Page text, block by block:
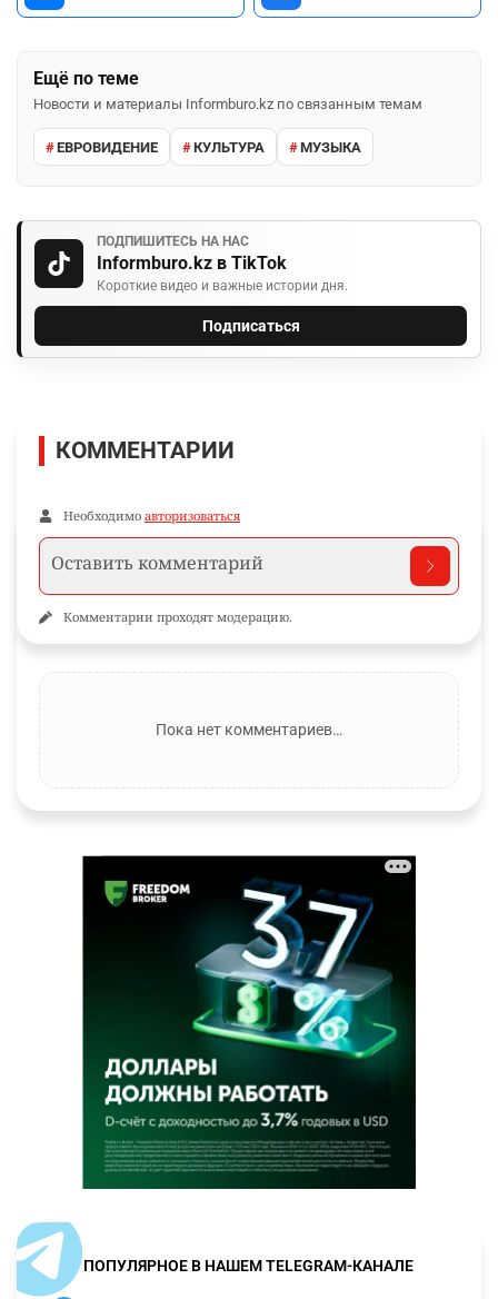
Ещё по теме
Новости и материалы Informburo.kz по связанным темам
ЕВРОВИДЕНИЕ КУЛЬТУРА МУЗЫКА
ПОДПИШИТЕСЬ НА НАС
Informburo.kz в TikTok
Короткие видео и важные истории дня.
Подписаться
КОММЕНТАРИИ
Необходимо авторизоваться
Комментарии проходят модерацию.
Пока нет комментариев…
ПОПУЛЯРНОЕ В НАШЕМ TELEGRAM-КАНАЛЕ